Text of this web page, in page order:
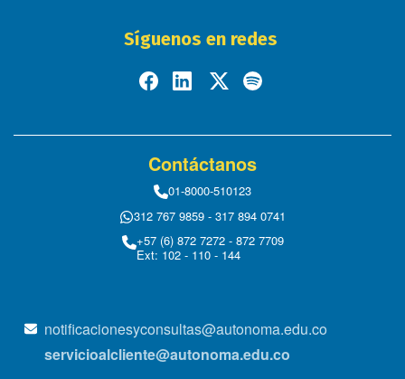
Síguenos en redes
Contáctanos
01-8000-510123
312 767 9859 - 317 894 0741
+57 (6) 872 7272 - 872 7709
Ext: 102 - 110 - 144
notificacionesyconsultas@autonoma.edu.co
servicioalcliente@autonoma.edu.co